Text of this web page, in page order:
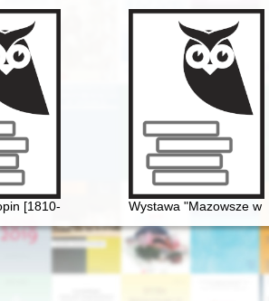
w Paryżu. Nieznana korespondencja
[1810-1849] Wystawa "Mazowsze w